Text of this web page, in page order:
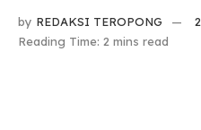
by REDAKSI TEROPONG
Reading Time: 2 mins read